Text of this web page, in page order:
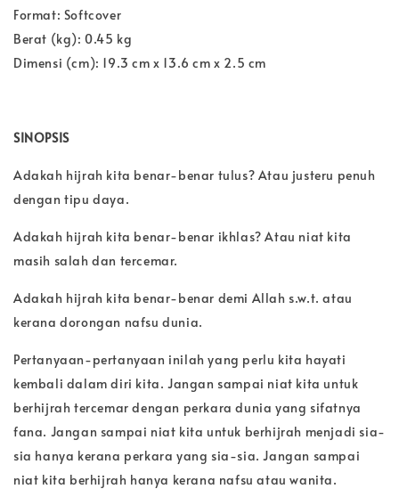
Format: Softcover
Berat (kg): 0.45 kg
Dimensi (cm): 19.3 cm x 13.6 cm x 2.5 cm
SINOPSIS
Adakah hijrah kita benar-benar tulus? Atau justeru penuh
dengan tipu daya.
Adakah hijrah kita benar-benar ikhlas? Atau niat kita
masih salah dan tercemar.
Adakah hijrah kita benar-benar demi Allah s.w.t. atau
kerana dorongan nafsu dunia.
Pertanyaan-pertanyaan inilah yang perlu kita hayati
kembali dalam diri kita. Jangan sampai niat kita untuk
berhijrah tercemar dengan perkara dunia yang sifatnya
fana. Jangan sampai niat kita untuk berhijrah menjadi sia-
sia hanya kerana perkara yang sia-sia. Jangan sampai
niat kita berhijrah hanya kerana nafsu atau wanita.